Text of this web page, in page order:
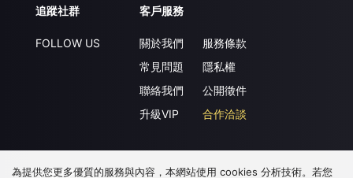
追蹤社群
FOLLOW US
客戶服務
關於我們
常見問題
聯絡我們
升級VIP
服務條款
隱私權
公開徵件
合作洽談
下載 APP
為提供您更多優質的服務與內容，本網站使用 cookies 分析技術。若您